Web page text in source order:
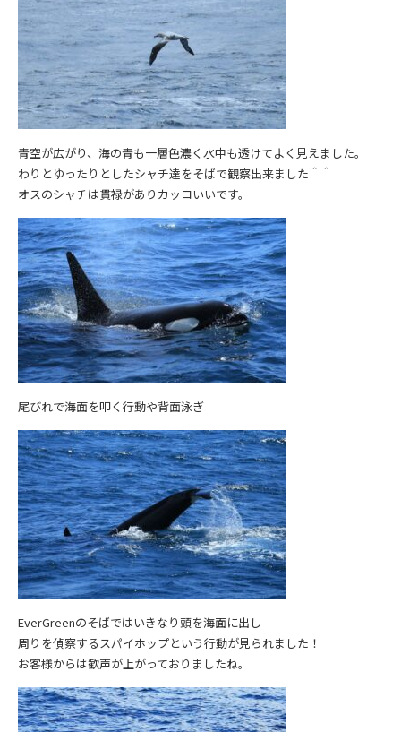
青空が広がり、海の青も一層色濃く水中も透けてよく見えました。
わりとゆったりとしたシャチ達をそばで観察出来ました＾＾
オスのシャチは貫禄がありカッコいいです。
尾びれで海面を叩く行動や背面泳ぎ
EverGreenのそばではいきなり頭を海面に出し
周りを偵察するスパイホップという行動が見られました！
お客様からは歓声が上がっておりましたね。